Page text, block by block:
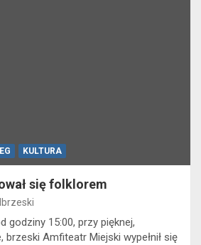
KULTURA
się folklorem
godziny 15:00, przy pięknej,
brzeski Amfiteatr Miejski wypełnił się